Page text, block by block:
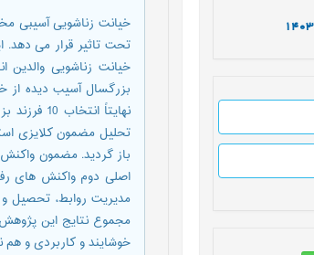
1403
خیانت زناشویی آسیبی
تحت تاثیر قرار می
خیانت زناشویی
نهایتاً
باز گردید. مضمون
اصلی دوم واکنش های
مدیریت روابط، تحصیل و
مجموع نتایج این پژوهش
خوشایند و کاربردی و هم